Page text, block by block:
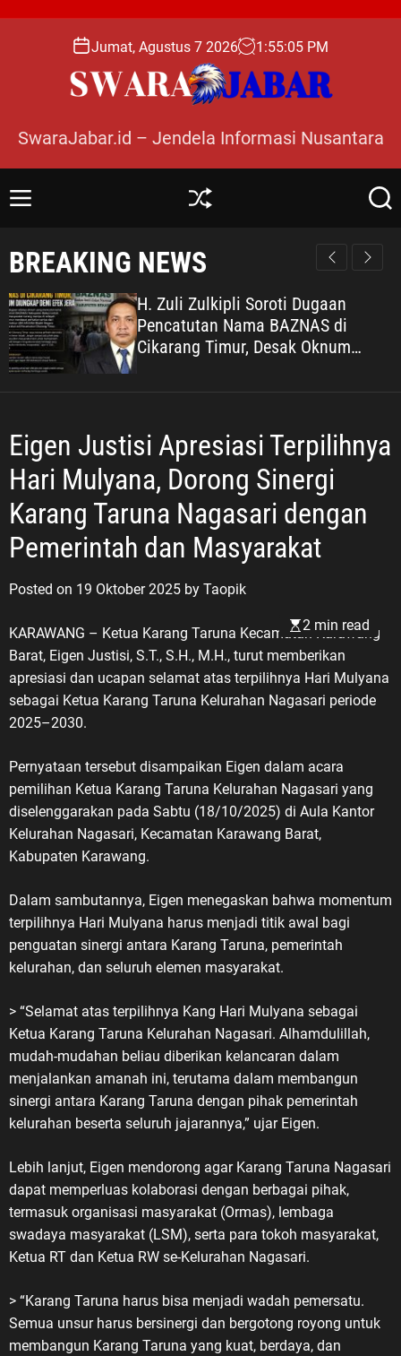
o
Jumat, Agustus 7 2026 1 :55:06 PM
SwaraJabar.id – Jendela Informasi Nusantara
M
u
S
ff
e
S
r
BREAKING NEWS
H. Zuli Zulkipli Soroti Dugaan
Pencatutan Nama BAZNAS di
Cikarang Timur, Desak Oknum
Eigen Justisi Apresiasi Terpilihnya
Hari Mulyana, Dorong Sinergi
Karang Taruna Nagasari dengan
Pemerintah dan Masyarakat
Posted on 19 Oktober 2025 by Taopik
2 min read
KARAWANG – Ketua Karang Taruna Kecamatan Karawang
Barat, Eigen Justisi, S.T., S.H., M.H., turut memberikan
apresiasi dan ucapan selamat atas terpilihnya Hari Mulyana
sebagai Ketua Karang Taruna Kelurahan Nagasari periode
2025–2030.
Pernyataan tersebut disampaikan Eigen dalam acara
pemilihan Ketua Karang Taruna Kelurahan Nagasari yang
diselenggarakan pada Sabtu (18/10/2025) di Aula Kantor
Kelurahan Nagasari, Kecamatan Karawang Barat,
Kabupaten Karawang.
Dalam sambutannya, Eigen menegaskan bahwa momentum
terpilihnya Hari Mulyana harus menjadi titik awal bagi
penguatan sinergi antara Karang Taruna, pemerintah
kelurahan, dan seluruh elemen masyarakat.
> “Selamat atas terpilihnya Kang Hari Mulyana sebagai
Ketua Karang Taruna Kelurahan Nagasari. Alhamdulillah,
mudah-mudahan beliau diberikan kelancaran dalam
menjalankan amanah ini, terutama dalam membangun
sinergi antara Karang Taruna dengan pihak pemerintah
kelurahan beserta seluruh jajarannya,” ujar Eigen.
Lebih lanjut, Eigen mendorong agar Karang Taruna Nagasari
dapat memperluas kolaborasi dengan berbagai pihak,
termasuk organisasi masyarakat (Ormas), lembaga
swadaya masyarakat (LSM), serta para tokoh masyarakat,
Ketua RT dan Ketua RW se-Kelurahan Nagasari.
> “Karang Taruna harus bisa menjadi wadah pemersatu.
Semua unsur harus bersinergi dan bergotong royong untuk
membangun Karang Taruna yang kuat, berdaya, dan